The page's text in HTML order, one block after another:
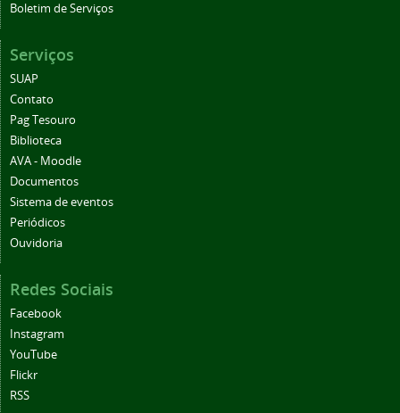
Boletim de Serviços
Serviços
SUAP
Contato
Pag Tesouro
Biblioteca
AVA - Moodle
Documentos
Sistema de eventos
Periódicos
Ouvidoria
Redes Sociais
Facebook
Instagram
YouTube
Flickr
RSS